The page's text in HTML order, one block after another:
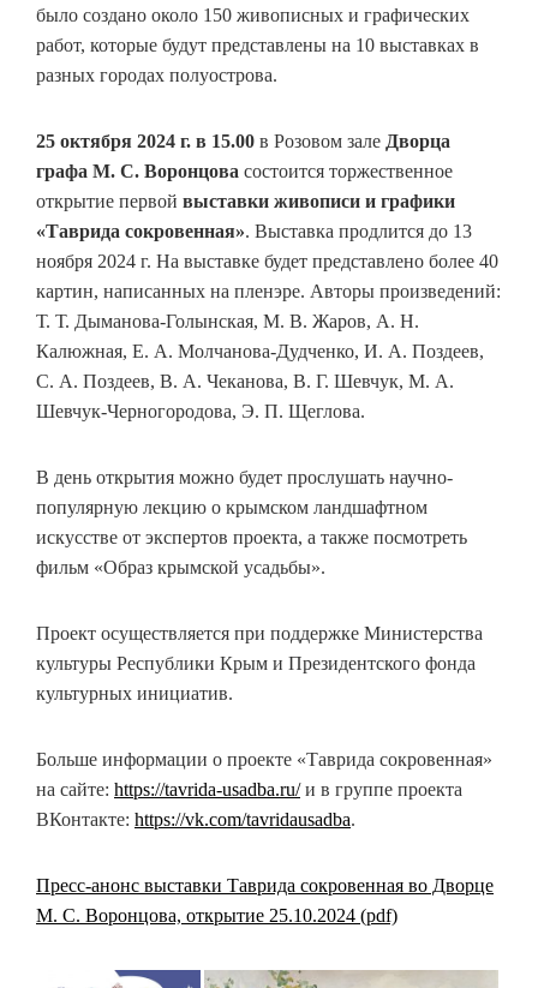
было создано около 150 живописных и графических
работ, которые будут представлены на 10 выставках в
разных городах полуострова.
25 октября 2024 г. в 15.00 в Розовом зале Дворца
графа М. С. Воронцова состоится торжественное
открытие первой выставки живописи и графики
«Таврида сокровенная». Выставка продлится до 13
ноября 2024 г. На выставке будет представлено более 40
картин, написанных на пленэре. Авторы произведений:
Т. Т. Дыманова‑Голынская, М. В. Жаров, А. Н.
Калюжная, Е. А. Молчанова-Дудченко, И. А. Поздеев,
С. А. Поздеев, В. А. Чеканова, В. Г. Шевчук, М. А.
Шевчук-Черногородова, Э. П. Щеглова.
В день открытия можно будет прослушать научно-
популярную лекцию о крымском ландшафтном
искусстве от экспертов проекта, а также посмотреть
фильм «Образ крымской усадьбы».
Проект осуществляется при поддержке Министерства
культуры Республики Крым и Президентского фонда
культурных инициатив.
Больше информации о проекте «Таврида сокровенная»
на сайте: https://tavrida-usadba.ru/и в группе проекта
ВКонтакте: https://vk.com/tavridausadba.
Пресс-анонс выставки Таврида сокровенная во Дворце
М. С. Воронцова, открытие 25.10.2024 (pdf)